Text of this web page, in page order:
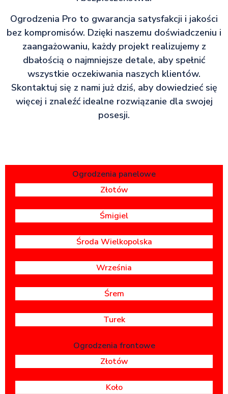
Ogrodzenia Pro to gwarancja satysfakcji i jakości
bez kompromisów. Dzięki naszemu doświadczeniu i
zaangażowaniu, każdy projekt realizujemy z
dbałością o najmniejsze detale, aby spełnić
wszystkie oczekiwania naszych klientów.
Skontaktuj się z nami już dziś, aby dowiedzieć się
więcej i znaleźć idealne rozwiązanie dla swojej
posesji.
Ogrodzenia panelowe
Złotów
Śmigiel
Środa Wielkopolska
Września
Śrem
Turek
Ogrodzenia frontowe
Złotów
Koło